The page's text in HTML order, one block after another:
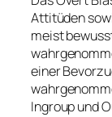
Attitüden
meist
einer
Ingroup und